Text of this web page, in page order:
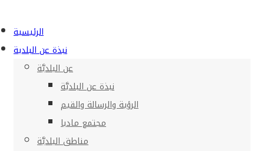
الرئيسية
نبذة عن البلدية
عن البلديَّة
نبذة عن البلديَّة
الرؤية والرسالة والقيم
مجتمع مادبا
مناطق البلديَّة